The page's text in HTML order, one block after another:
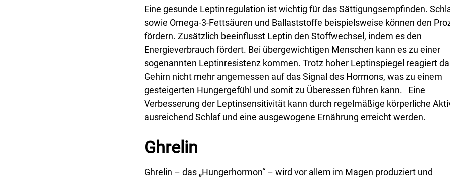
Eine gesunde Leptinregulation ist wichtig für das Sättigungsempfinden.
sowie Omega-3-Fettsäuren und Ballaststoffe beispielsweise können den
fördern. Zusätzlich beeinflusst Leptin den Stoffwechsel, indem es den
Energieverbrauch fördert. Bei übergewichtigen Menschen kann es zu einer
sogenannten Leptinresistenz kommen. Trotz hoher Leptinspiegel reagiert
Gehirn nicht mehr angemessen auf das Signal des Hormons, was zu einem
gesteigerten Hungergefühl und somit zu Überessen führen kann. Eine
Verbesserung der Leptinsensitivität kann durch regelmäßige körperliche
ausreichend Schlaf und eine ausgewogene Ernährung erreicht werden.
Ghrelin
Ghrelin – das „Hungerhormon“ – wird vor allem im Magen produziert und